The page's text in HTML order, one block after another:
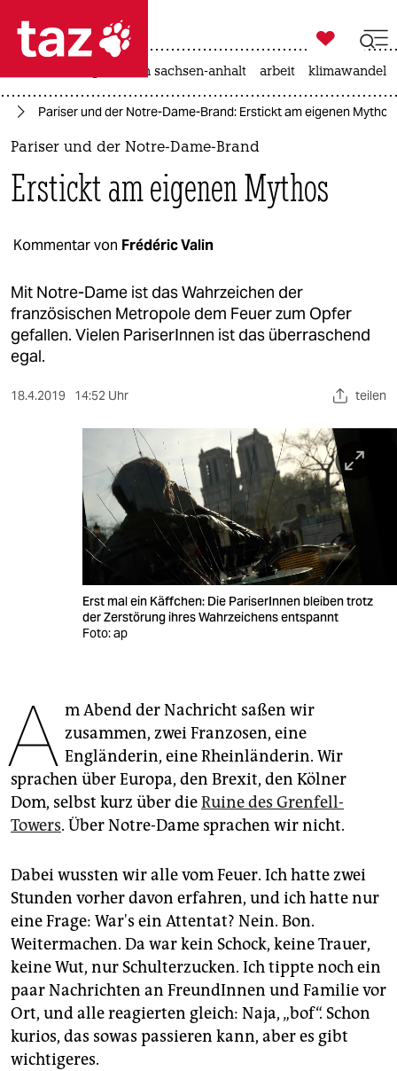
 taz zahl ich
taz zahl ich
politik
öko
gesellschaft
kultur
sport
berlin
veranstaltungen
abo
genossenschaft
epaper login

taz zahl ich
landtagswahl in sachsen-anhalt arbeit klimawandel
Pariser und der Notre-Dame-Brand: Erstickt am eigenen Mythos
Pariser und der Notre-Dame-Brand
Erstickt am eigenen Mythos
Kommentar von Frédéric Valin
Mit Notre-Dame ist das Wahrzeichen der
französischen Metropole dem Feuer zum Opfer
gefallen. Vielen PariserInnen ist das überraschend
egal.
18.4.2019 14:52 Uhr teilen
Erst mal ein Käffchen: Die PariserInnen bleiben trotz
der Zerstörung ihres Wahrzeichens entspannt
Foto: ap
A m Abend der Nachricht saßen wir
zusammen, zwei Franzosen, eine
Engländerin, eine Rheinländerin. Wir
sprachen über Europa, den Brexit, den Kölner
Dom, selbst kurz über dieRuine des Grenfell-
Towers. Über Notre-Dame sprachen wir nicht.
Dabei wussten wir alle vom Feuer. Ich hatte zwei
Stunden vorher davon erfahren, und ich hatte nur
eine Frage: War's ein Attentat? Nein. Bon.
Weitermachen. Da war kein Schock, keine Trauer,
keine Wut, nur Schulterzucken. Ich tippte noch ein
paar Nachrichten an FreundInnen und Familie vor
Ort, und alle reagierten gleich: Naja, „bof“. Schon
kurios, das sowas passieren kann, aber es gibt
wichtigeres.